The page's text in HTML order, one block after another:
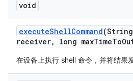
void
executeShellCommand(String
receiver, long maxTimeTo
在设备上执行 shell 命令，并将结果